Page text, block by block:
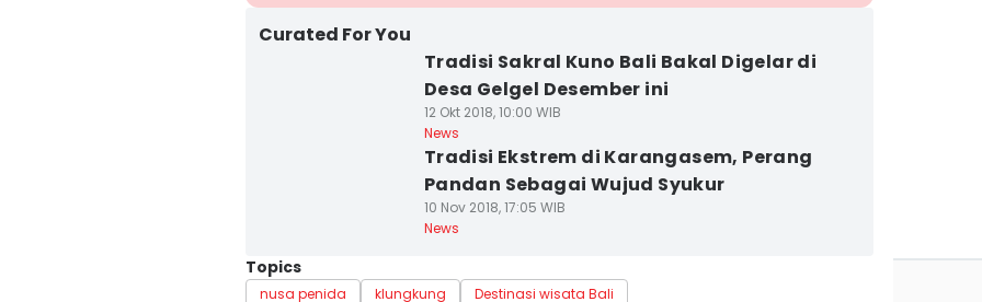
Curated For You
Tradisi Sakral Kuno Bali Bakal Digelar di
Desa Gelgel Desember ini
12 Okt 2018, 10:00 WIB
News
Tradisi Ekstrem di Karangasem, Perang
Pandan Sebagai Wujud Syukur
10 Nov 2018, 17:05 WIB
News
Topics
nusa penida klungkung Destinasi wisata Bali